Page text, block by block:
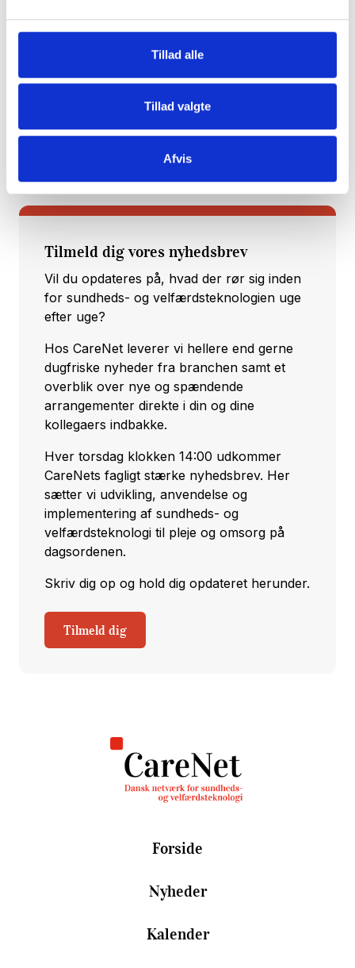
Tillad alle
Tillad valgte
Afvis
DigiRehab er medlem af CareNet.
Læs hele artiklen her.
Tilmeld dig vores nyhedsbrev
Vil du opdateres på, hvad der rør sig inden
for sundheds- og velfærdsteknologien uge
efter uge?
Hos CareNet leverer vi hellere end gerne
dugfriske nyheder fra branchen samt et
overblik over nye og spændende
arrangementer direkte i din og dine
kollegaers indbakke.
Hver torsdag klokken 14:00 udkommer
CareNets fagligt stærke nyhedsbrev. Her
sætter vi udvikling, anvendelse og
implementering af sundheds- og
velfærdsteknologi til pleje og omsorg på
dagsordenen.
Skriv dig op og hold dig opdateret herunder.
Tilmeld dig
Forside
Nyheder
Kalender